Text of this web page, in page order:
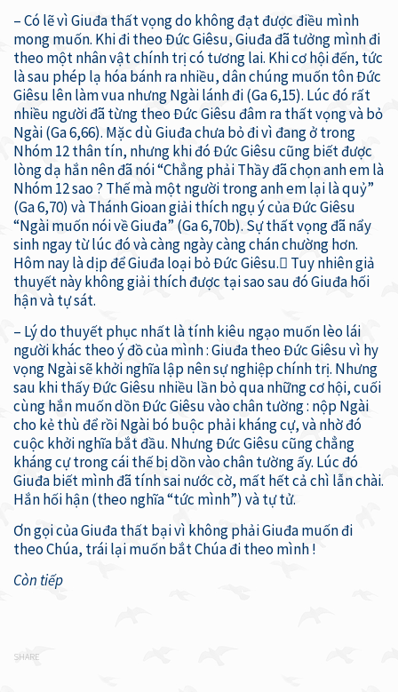
– Có lẽ vì Giuđa thất vọng do không đạt được điều mình
mong muốn. Khi đi theo Đức Giêsu, Giuđa đã tưởng mình đi
theo một nhân vật chính trị có tương lai. Khi cơ hội đến, tức
là sau phép lạ hóa bánh ra nhiều, dân chúng muốn tôn Đức
Giêsu lên làm vua nhưng Ngài lánh đi (Ga 6,15). Lúc đó rất
nhiều người đã từng theo Đức Giêsu đâm ra thất vọng và bỏ
Ngài (Ga 6,66). Mặc dù Giuđa chưa bỏ đi vì đang ở trong
Nhóm 12 thân tín, nhưng khi đó Đức Giêsu cũng biết được
lòng dạ hắn nên đã nói “Chẳng phải Thầy đã chọn anh em là
Nhóm 12 sao ? Thế mà một người trong anh em lại là quỷ”
(Ga 6,70) và Thánh Gioan giải thích ngụ ý của Đức Giêsu
“Ngài muốn nói về Giuđa” (Ga 6,70b). Sự thất vọng đã nẩy
sinh ngay từ lúc đó và càng ngày càng chán chường hơn.
Hôm nay là dịp để Giuđa loại bỏ Đức Giêsu. Tuy nhiên giả
thuyết này không giải thích được tại sao sau đó Giuđa hối
hận và tự sát.
– Lý do thuyết phục nhất là tính kiêu ngạo muốn lèo lái
người khác theo ý đồ của mình : Giuđa theo Đức Giêsu vì hy
vọng Ngài sẽ khởi nghĩa lập nên sự nghiệp chính trị. Nhưng
sau khi thấy Đức Giêsu nhiều lần bỏ qua những cơ hội, cuối
cùng hắn muốn dồn Đức Giêsu vào chân tường : nộp Ngài
cho kẻ thù để rồi Ngài bó buộc phải kháng cự, và nhờ đó
cuộc khởi nghĩa bắt đầu. Nhưng Đức Giêsu cũng chẳng
kháng cự trong cái thế bị dồn vào chân tường ấy. Lúc đó
Giuđa biết mình đã tính sai nước cờ, mất hết cả chì lẫn chài.
Hắn hối hận (theo nghĩa “tức mình”) và tự tử.
Ơn gọi của Giuđa thất bại vì không phải Giuđa muốn đi
theo Chúa, trái lại muốn bắt Chúa đi theo mình !
Còn tiếp
SHARE